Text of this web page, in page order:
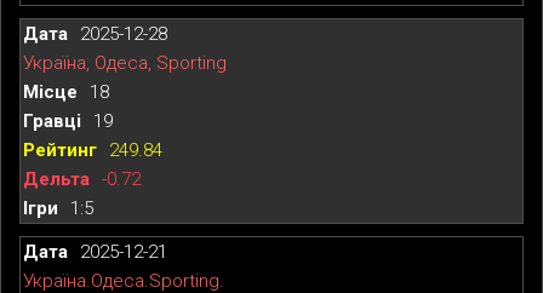
2025-12-28
Україна, Одеса, Sporting
18
19
249.84
-0.72
1:5
2025-12-21
Україна.Одеса.Sporting.